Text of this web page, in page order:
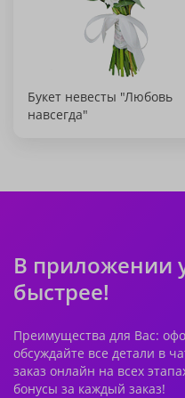
Букет невесты "Любовь
навсегда"
В приложении
быстрее!
Преимущества для Вас:
обсуждайте все детали в
заказ онлайн на всех
бонусы за каждый заказ!